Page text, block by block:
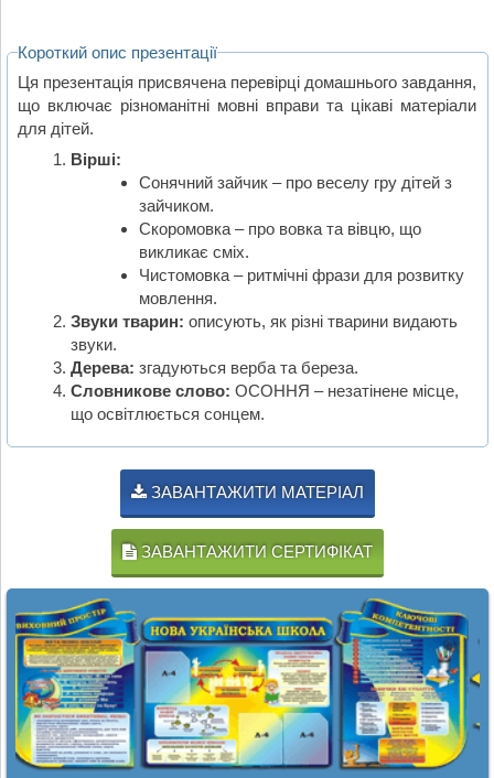
Короткий опис презентації
Ця презентація присвячена перевірці домашнього завдання,
що включає різноманітні мовні вправи та цікаві матеріали
для дітей.
Вірші:
Сонячний зайчик – про веселу гру дітей з
зайчиком.
Скоромовка – про вовка та вівцю, що
викликає сміх.
Чистомовка – ритмічні фрази для розвитку
мовлення.
Звуки тварин: описують, як різні тварини видають
звуки.
Дерева: згадуються верба та береза.
Словникове слово: ОСОННЯ – незатінене місце,
що освітлюється сонцем.
ЗАВАНТАЖИТИ МАТЕРІАЛ
ЗАВАНТАЖИТИ СЕРТИФІКАТ